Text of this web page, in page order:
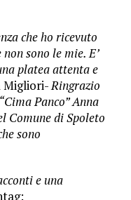
che ho ricevuto
sono le mie. E’
platea attenta e
Migliori-Ringrazio
Panco” Anna
Comune di Spoleto
sono
e una